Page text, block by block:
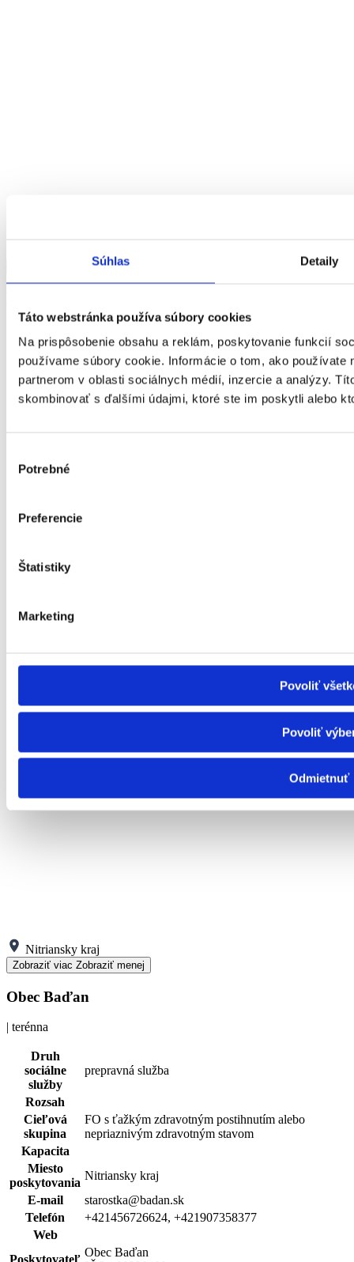
Súhlas Detaily
Táto webstránka používa súbory cookies
Na prispôsobenie obsahu a reklám, poskytovanie funkcií
používame súbory cookie. Informácie o tom, ako používate
partnerom v oblasti sociálnych médií, inzercie a analýzy.
skombinovať s ďalšími údajmi, ktoré ste im poskytli alebo
súhlasu
Potrebné
Preferencie
Štatistiky
Marketing
Povoliť
Povoliť
Odmietnuť
Zobraziť menej
Druh
sociálne
služby
prepravná služba
Rozsah
Miesto
Telefón
Poskytovateľ
Nitriansky kraj
Zobraziť viac Zobraziť menej
Obec Baďan
| terénna
Druh
sociálne
služby
prepravná služba
Rozsah
Cieľová
skupina
FO s ťažkým zdravotným postihnutím alebo
nepriaznivým zdravotným stavom
Kapacita
Miesto
poskytovania
Nitriansky kraj
E-mail
starostka@badan.sk
Telefón
+421456726624, +421907358377
Web
Obec Baďan